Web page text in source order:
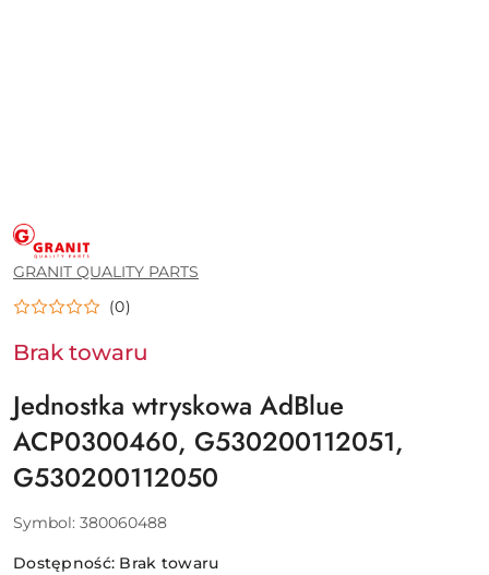
GRANIT
QUALITY
PARTS
GRANIT QUALITY PARTS
(0)
Brak towaru
Jednostka wtryskowa AdBlue
ACP0300460, G530200112051,
G530200112050
Symbol: 380060488
Dostępność: Brak towaru